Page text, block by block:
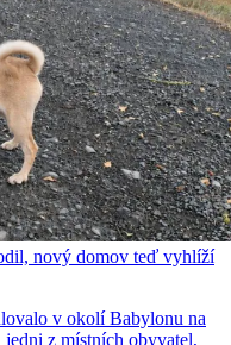
nový domov teď vyhlíží
v okolí Babylonu na
z místních obyvatel,